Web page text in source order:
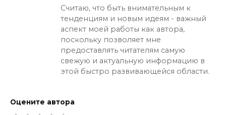
Считаю, что быть внимательным к
тенденциям и новым идеям - важный
аспект моей работы как автора,
поскольку позволяет мне
предоставлять читателям самую
свежую и актуальную информацию в
этой быстро развивающейся области.
Оцените автора